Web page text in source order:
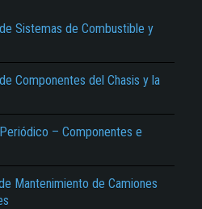
Sistemas de Combustible y
Componentes del Chasis y la
– Componentes e
Mantenimiento de Camiones
portada son erróneos.